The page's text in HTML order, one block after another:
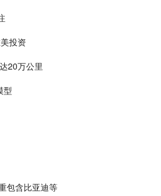
投资
20万公里
型
包含比亚迪等